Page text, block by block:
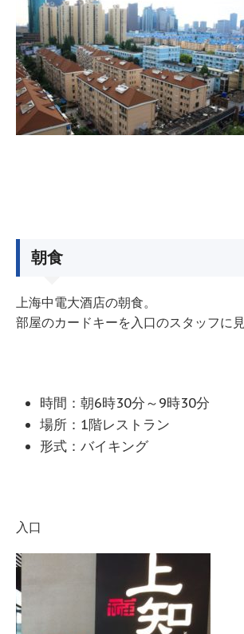
朝食
上海中電大酒店の朝食。
部屋のカードキーを入口のスタッフに見
時間：朝6時30分～9時30分
場所：1階レストラン
形式：バイキング
入口